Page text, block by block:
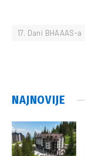
17. Dani BHAAAS-a
NAJNOVIJE